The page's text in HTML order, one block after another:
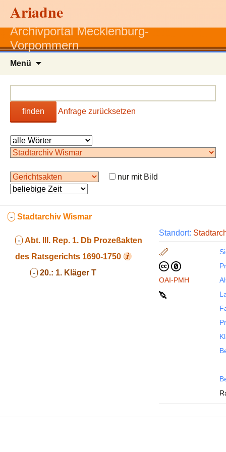
Ariadne
Archivportal Mecklenburg-
Vorpommern
Menü
finden Anfrage zurücksetzen
nur mit Bild
- Stadtarchiv Wismar
- Abt. III. Rep. 1. Db Prozeßakten
des Ratsgerichts 1690-1750
- 20.: 1. Kläger T
Standort:
OAI-PMH